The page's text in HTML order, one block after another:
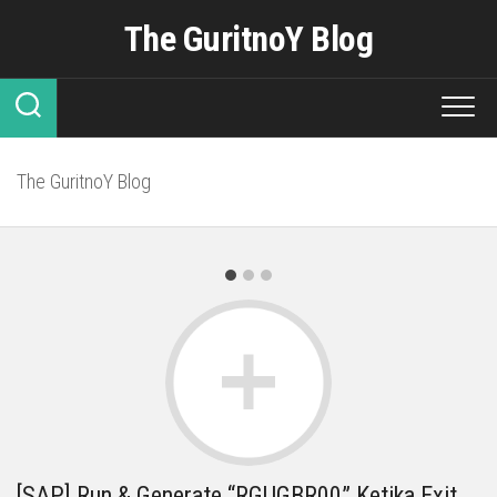
The GuritnoY Blog
The GuritnoY Blog